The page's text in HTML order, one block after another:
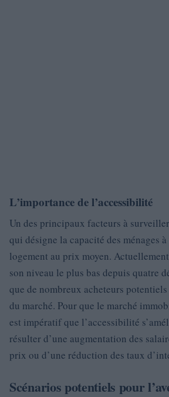
L’importance de l’accessibilité
Un des principaux facteurs à
qui désigne la capacité des ménages
logement au prix moyen.
son niveau le plus bas depuis quatre
que de nombreux acheteurs
du marché. Pour que le marché
est impératif que l’accessibilité
résulter d’une augmentation des
prix ou d’une réduction des taux
Scénarios potentiels pour